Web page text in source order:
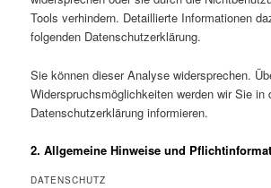
Tools verhindern. Detaillierte Informationen
folgenden Datenschutzerklärung.
Sie können dieser Analyse widersprechen.
Widerspruchsmöglichkeiten werden wir Sie in
Datenschutzerklärung informieren.
2. Allgemeine Hinweise und
DATENSCHUTZ